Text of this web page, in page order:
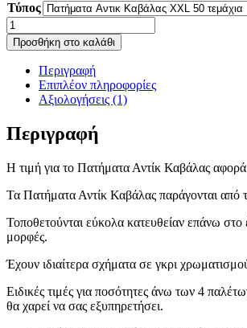
Τύπος
Πατήματα
Αντίκ
Καβάλας
ποσότητα
Προσθήκη στο καλάθι
Περιγραφή
Επιπλέον πληροφορίες
Αξιολογήσεις (1)
Περιγραφή
Η τιμή για το Πατήματα Αντίκ Καβάλας αφορά
Τα Πατήματα Αντίκ Καβάλας παράγονται από
Τοποθετούνται εύκολα κατευθείαν επάνω
μορφές.
Έχουν ιδιαίτερα σχήματα σε γκρι
Ειδικές τιμές για ποσότητες άνω των 4
θα χαρεί να σας εξυπηρετήσει.